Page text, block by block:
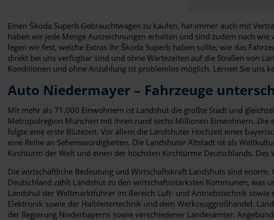
Einen Škoda Superb Gebrauchtwagen zu kaufen, hat immer auch mit
haben wir jede Menge Auszeichnungen erhalten und sind zudem nach
legen wir fest, welche Extras Ihr Škoda Superb haben sollte, wie das
direkt bei uns verfügbar sind und ohne Wartezeiten auf die Straßen von
Konditionen und ohne Anzahlung ist problemlos möglich. Lernen Sie uns
Auto Niedermayer – Fahrzeuge
Mit mehr als 71.000 Einwohnern ist Landshut die größte Stadt und
Metropolregion München mit ihren rund sechs Millionen Einwohnern. Die
folgte eine erste Blütezeit. Vor allem die Landshuter Hochzeit eines
eine Reihe an Sehenswürdigkeiten. Die Landshuter Altstadt ist als
Kirchturm der Welt und einen der höchsten Kirchtürme Deutschlands.
Die wirtschaftliche Bedeutung und Wirtschaftskraft Landshuts sind
Deutschland zählt Landshut zu den wirtschaftsstärksten Kommunen,
Landshut der Weltmarktführer im Bereich Luft- und Antriebstechnik
Elektronik sowie der Halbleitertechnik und dem Werkzeuggroßhandel.
der Regierung Niederbayerns sowie verschiedener Landesämter.